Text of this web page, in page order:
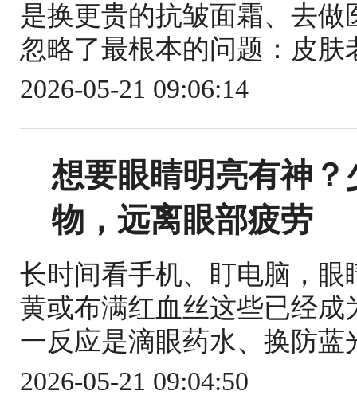
是换更贵的抗皱面霜、去
忽略了最根本的问题：皮
2026-05-21 09:06:14
想要眼睛明亮有神
物，远离眼部疲劳
长时间看手机、盯电脑，
黄或布满红血丝这些已经
一反应是滴眼药水、换防
2026-05-21 09:04:50